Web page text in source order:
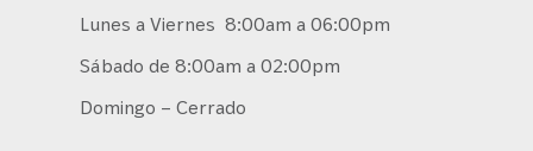
Lunes a Viernes 8:00am a 06:00pm
Sábado de 8:00am a 02:00pm
Domingo – Cerrado